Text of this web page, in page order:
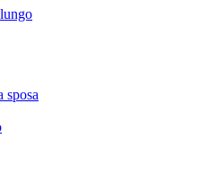
sposa